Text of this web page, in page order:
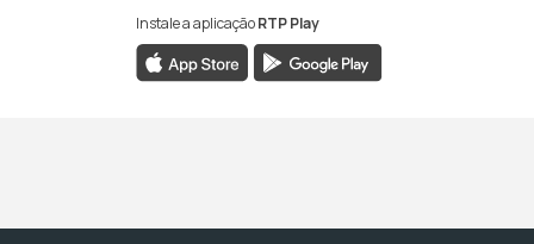
Instale a aplicaçãoRTP Play